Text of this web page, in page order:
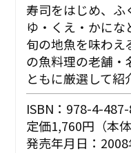
寿司をはじめ、ふ
ゆ・くえ・かに
旬の地魚を味わえ
の魚料理の老舗・
ともに厳選して紹
ISBN：978-4-
定価1,760円（本
発売年月日：